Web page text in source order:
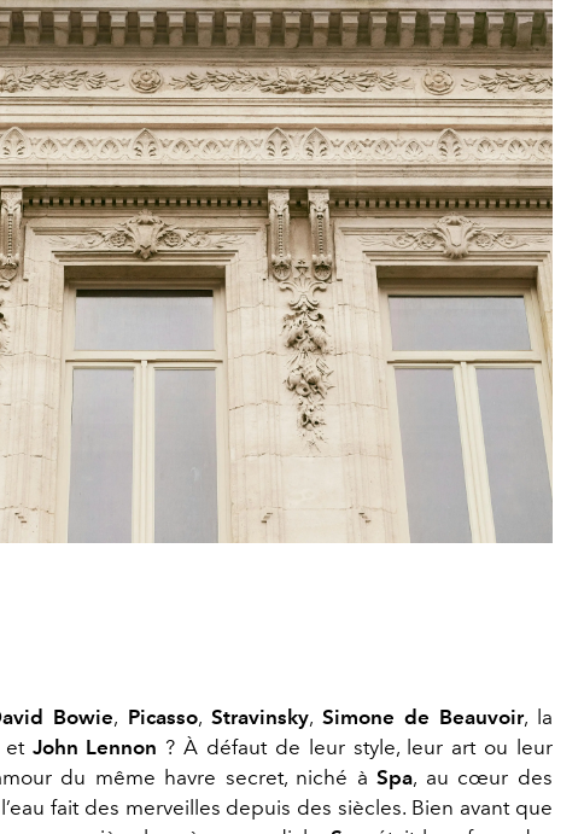
Bowie, Picasso, Stravinsky, Simone de Beauvoir, la
et John Lennon ? À défaut de leur style, leur art ou leur
du même havre secret, niché àSpa, au cœur des
fait des merveilles depuis des siècles. Bien avant que